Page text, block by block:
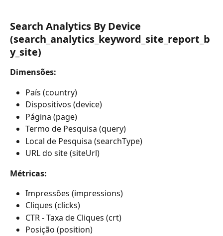
Search Analytics By Device
(search_analytics_keyword_site_report_b
y_site)
Dimensões:
País (country)
Dispositivos (device)
Página (page)
Termo de Pesquisa (query)
Local de Pesquisa (searchType)
URL do site (siteUrl)
Métricas:
Impressões (impressions)
Cliques (clicks)
CTR - Taxa de Cliques (crt)
Posição (position)